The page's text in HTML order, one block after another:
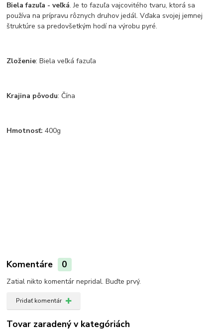
Biela fazuľa - veľká. Je to fazuľa vajcovitého tvaru, ktorá sa
používa na prípravu rôznych druhov jedál. Vďaka svojej jemnej
štruktúre sa predovšetkým hodí na výrobu pyré.
Zloženie: Biela veľká fazuľa
Krajina pôvodu: Čína
Hmotnosť: 400g
Komentáre 0
Zatial nikto komentár nepridal. Buďte prvý.
Pridať komentár
Tovar zaradený v kategóriách